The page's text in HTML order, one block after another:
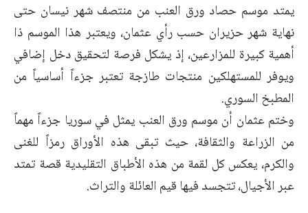
يمتد موسم حصاد ورق العنب من منتصف شهر نيسان حتى
نهاية شهر حزيران حسب رأي عثمان، ويعتبر هذا الموسم ذا
أهمية كبيرة للمزارعين، إذ يشكل فرصة لتحقيق دخل إضافي
ويوفر للمستهلكين منتجات طازجة تعتبر جزءاً أساسياً من
المطبخ السوري.
وختم عثمان أن موسم ورق العنب يمثل في سوريا جزءاً مهماً
من الزراعة والثقافة، حيث تبقى هذه الأوراق رمزاً للغنى
والكرم، يعكس كل لقمة من هذه الأطباق التقليدية قصة تمتد
عبر الأجيال، تتجسد فيها قيم العائلة والتراث.